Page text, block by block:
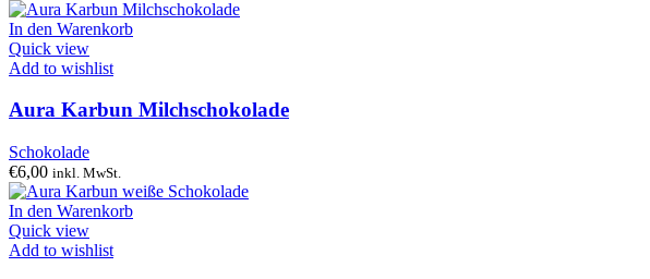
In den Warenkorb
Quick view
Add to wishlist
Aura Karbun Milchschokolade
Schokolade
€6,00 inkl. MwSt.
In den Warenkorb
Quick view
Add to wishlist